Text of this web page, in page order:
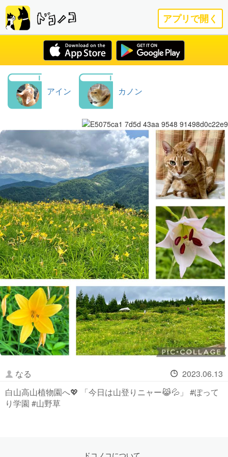
アプリで開く
アイン カノン
なる
2023.06.13
白山高山植物園へ💖 「今日は山登りニャー😹💦」 #ぽって
り学園 #山野草